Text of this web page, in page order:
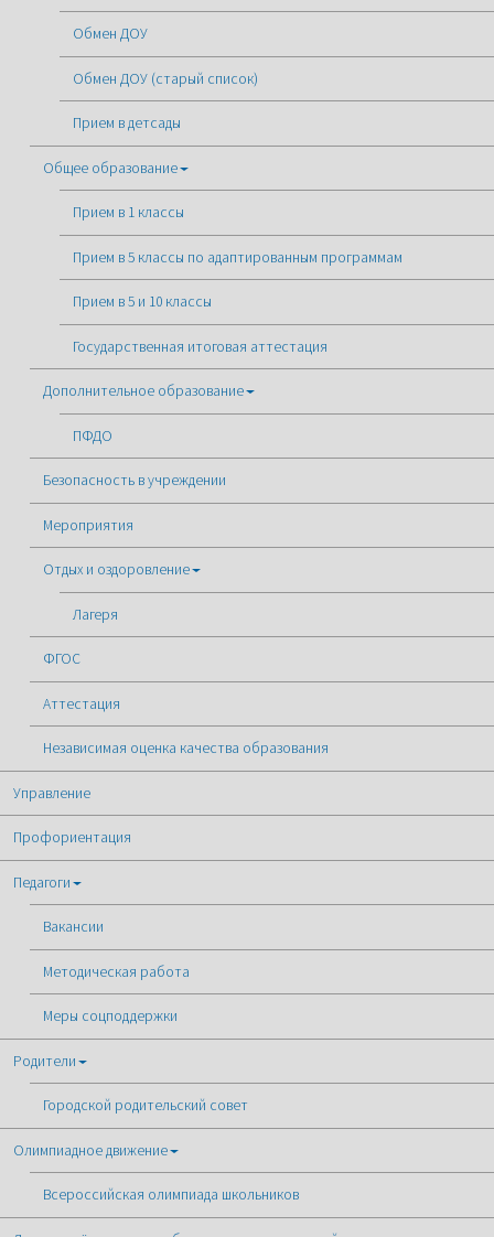
Обмен ДОУ
Обмен ДОУ (старый список)
Прием в детсады
Общее образование
Прием в 1 классы
Прием в 5 классы по адаптированным программам
Прием в 5 и 10 классы
Государственная итоговая аттестация
Дополнительное образование
ПФДО
Безопасность в учреждении
Мероприятия
Отдых и оздоровление
Лагеря
ФГОС
Аттестация
Независимая оценка качества образования
Управление
Профориентация
Педагоги
Вакансии
Методическая работа
Меры соцподдержки
Родители
Городской родительский совет
Олимпиадное движение
Всероссийская олимпиада школьников